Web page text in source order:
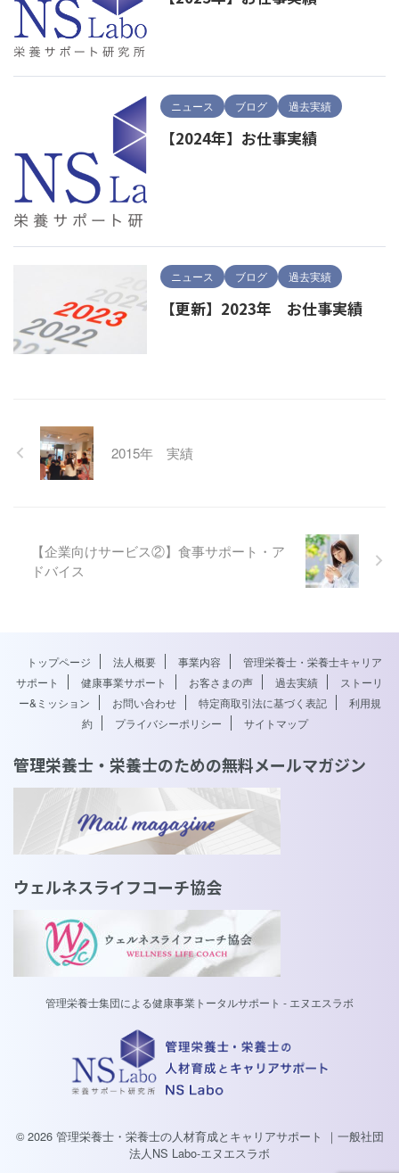
ニュース ブログ 過去実績
【2024年】お仕事実績
ニュース ブログ 過去実績
【更新】2023年 お仕事実績
2015年 実績
【企業向けサービス②】食事サポート・ア
ドバイス
トップページ 法人概要 事業内容
管理栄養士・栄養士キャリア
サポート
健康事業サポート お客さまの声 過去実績
ストーリ
ー&ミッション
お問い合わせ 特定商取引法に基づく表記
利用規
約
プライバシーポリシー サイトマップ
管理栄養士・栄養士のための無料メールマガジン
ウェルネスライフコーチ協会
管理栄養士集団による健康事業トータルサポート - エヌエスラボ
© 2026 管理栄養士・栄養士の人材育成とキャリアサポート ｜一般社団
法人NS Labo-エヌエスラボ